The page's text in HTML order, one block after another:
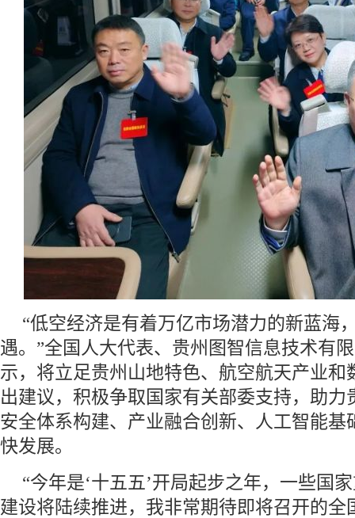
“低空经济是有着万亿市场潜力的新蓝海
遇。”全国人大代表、贵州图智信息技术有
示，将立足贵州山地特色、航空航天产业和
出建议，积极争取国家有关部委支持，助力
安全体系构建、产业融合创新、人工智能基
快发展。
“今年是‘十五五’开局起步之年，一些国
建设将陆续推进，我非常期待即将召开的全